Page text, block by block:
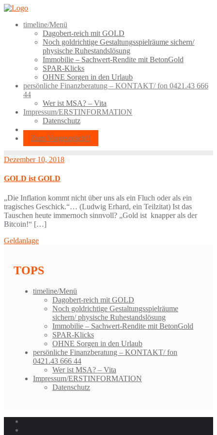
Skip
contenttimeline/Menü
Dagobert-reich mit GOLD
Noch goldrichtige Gestaltungsspielräume sichern/
physische Ruhestandslösung
Immobilie – Sachwert-Rendite mit BetonGold
SPAR-Klicks
OHNE Sorgen in den Urlaub
persönliche Finanzberatung – KONTAKT/ fon 0421.43 666
44
Wer ist MSA? – Vita
Impressum/ERSTINFORMATION
Datenschutz
Zum Vorgespräch!!
Dezember 10, 2018
GOLD ist GOLD
„Die Inflation kommt nicht über uns als ein Fluch oder als ein
tragisches Geschick.“… (Ludwig Erhard, ein Teilzitat) Ist das
Tauschen heute immernoch sinnvoll? „Gold ist knapper als der
Bitcoin!“ […]
Geldanlage
TOPS
timeline/Menü
Dagobert-reich mit GOLD
Noch goldrichtige Gestaltungsspielräume
sichern/ physische Ruhestandslösung
Immobilie – Sachwert-Rendite mit BetonGold
SPAR-Klicks
OHNE Sorgen in den Urlaub
persönliche Finanzberatung – KONTAKT/ fon
0421.43 666 44
Wer ist MSA? – Vita
Impressum/ERSTINFORMATION
Datenschutz